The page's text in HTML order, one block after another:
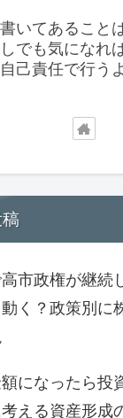
いてあること
でも気になれ
己責任で行う
市政権が継続
く？政策別に
額になったら投
える資産形成